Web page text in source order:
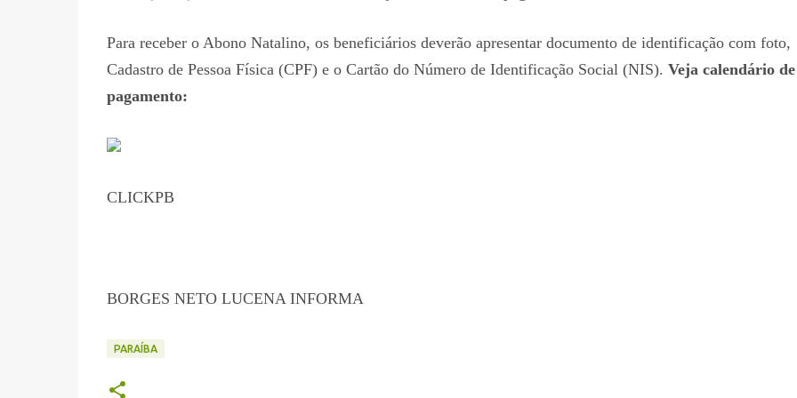
Para receber o Abono Natalino, os beneficiários deverão apresentar documento de identificação com foto,
Cadastro de Pessoa Física (CPF) e o Cartão do Número de Identificação Social (NIS). Veja calendário de
pagamento:
CLICKPB
BORGES NETO LUCENA INFORMA
PARAÍBA